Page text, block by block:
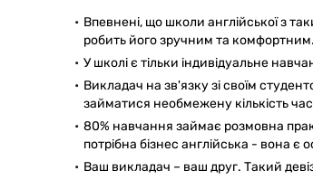
Впевнені, що школи англійської з
робить його зручним та комфортним.
У школі є тільки індивідуальне
Викладач на зв'язку зі своїм
займатися необмежену кількість
80% навчання займає розмовна
потрібна бізнес англійська - вона
Ваш викладач – ваш друг. Такий